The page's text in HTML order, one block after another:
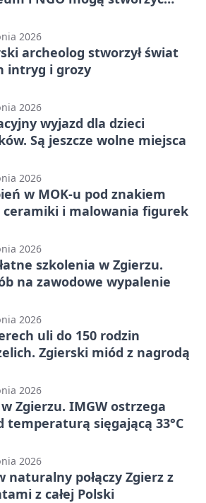
2026
archeolog stworzył świat
intryg i grozy
2026
wyjazd dla dzieci
Są jeszcze wolne miejsca
2026
w MOK-u pod znakiem
ceramiki i malowania figurek
2026
szkolenia w Zgierzu.
na zawodowe wypalenie
2026
uli do 150 rodzin
Zgierski miód z nagrodą
2026
w Zgierzu. IMGW ostrzega
temperaturą sięgającą 33°C
2026
naturalny połączy Zgierz z
z całej Polski